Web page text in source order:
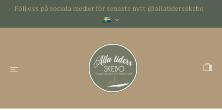
Följ oss på sociala medier för senaste nytt @allatidersskebo